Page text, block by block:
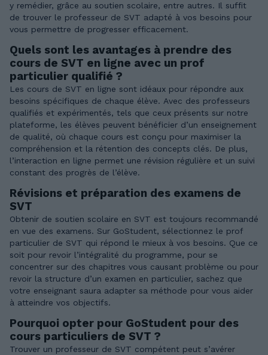
y remédier, grâce au soutien scolaire, entre autres. Il suffit
de trouver le professeur de SVT adapté à vos besoins pour
vous permettre de progresser efficacement.
Quels sont les avantages à prendre des
cours de SVT en ligne avec un prof
particulier qualifié ?
Les cours de SVT en ligne sont idéaux pour répondre aux
besoins spécifiques de chaque élève. Avec des professeurs
qualifiés et expérimentés, tels que ceux présents sur notre
plateforme, les élèves peuvent bénéficier d’un enseignement
de qualité, où chaque cours est conçu pour maximiser la
compréhension et la rétention des concepts clés. De plus,
l’interaction en ligne permet une révision régulière et un suivi
constant des progrès de l’élève.
Révisions et préparation des examens de
SVT
Obtenir de soutien scolaire en SVT est toujours recommandé
en vue des examens. Sur GoStudent, sélectionnez le prof
particulier de SVT qui répond le mieux à vos besoins. Que ce
soit pour revoir l’intégralité du programme, pour se
concentrer sur des chapitres vous causant problème ou pour
revoir la structure d’un examen en particulier, sachez que
votre enseignant saura adapter sa méthode pour vous aider
à atteindre vos objectifs.
Pourquoi opter pour GoStudent pour des
cours particuliers de SVT ?
Trouver un professeur de SVT compétent peut s’avérer